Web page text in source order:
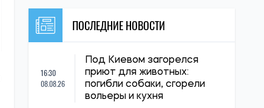
ПОСЛЕДНИЕ НОВОСТИ
16:30
08.08.26
Под Киевом загорелся
приют для животных:
погибли собаки, сгорели
вольеры и кухня